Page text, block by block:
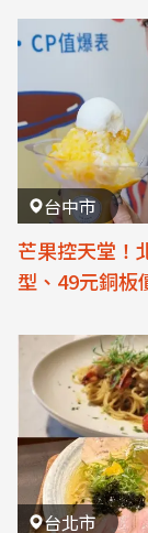
台中市
芒果控天堂！
型、49元銅板
台北市